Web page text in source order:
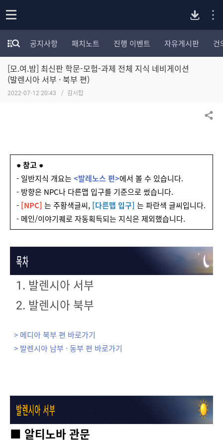
p
e
n
드
모
험
가
포
카
보
기
공지사항 패치노트 진행 이벤트 자유게시판 건
[모.여.밤] 최신판 학문-모험-과제 전체 지식 네비게이션
(발렌시아 서부 · 북부 편)
2022-07-12 20:43 감시탑
공유하기
⁕ 참고 ⁕
- 일반지식 개요는 <발레노스 편>에서 볼 수 있습니다.
- 방향은 NPC나 다른맵 입구를 기준으로 썼습니다.
- [NPC] 는 주황색글씨, [다른맵 입구] 는 파란색 글씨입니다.
- 메인/이야기퀘로 자동획득되는 지식은 제외했습니다.
1. 발렌시아 서부
2. 발렌시아 북부
> 메디아 북부 편 바로가기
> 발렌시아 남부 · 동부 편 바로가기
■ 알티노바 관문